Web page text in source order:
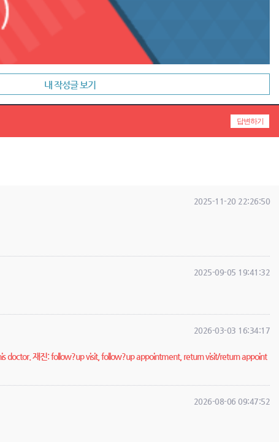
내 작성글 보기
답변하기
2025-11-20 22:26:50
2025-09-05 19:41:32
2026-03-03 16:34:17
doctor. 재진: follow?up visit, follow?up appointment, return visit/return appoint
2026-08-06 09:47:52